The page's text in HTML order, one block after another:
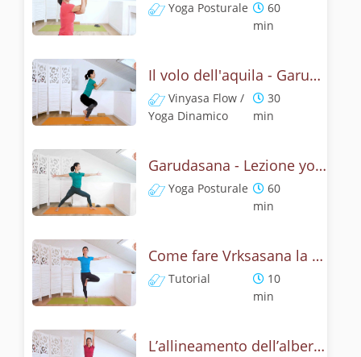
Yoga Posturale
60
min
Il volo dell'aquila - Garudasana yoga flow
Vinyasa Flow /
Yoga Dinamico
30
min
Garudasana - Lezione yoga con la storia dell'aquila
Yoga Posturale
60
min
Come fare Vrksasana la posizione dell’albero? Tutorial
Tutorial
10
min
L’allineamento dell’albero - Yoga con Vrksasana